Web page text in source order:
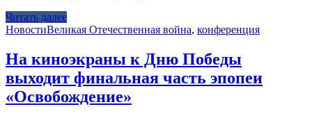
Читать далее
НовостиВеликая Отечественная война, конференция
На киноэкраны к Дню Победы
выходит финальная часть эпопеи
«Освобождение»